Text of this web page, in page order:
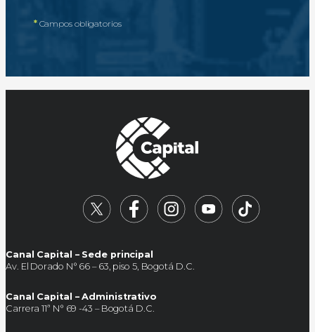
*Campos obligatorios
Canal Capital – Sede principal
Av. El Dorado N° 66 – 63, piso 5, Bogotá D.C.
Canal Capital – Administrativo
Carrera 11ª N° 69 -43 – Bogotá D.C.